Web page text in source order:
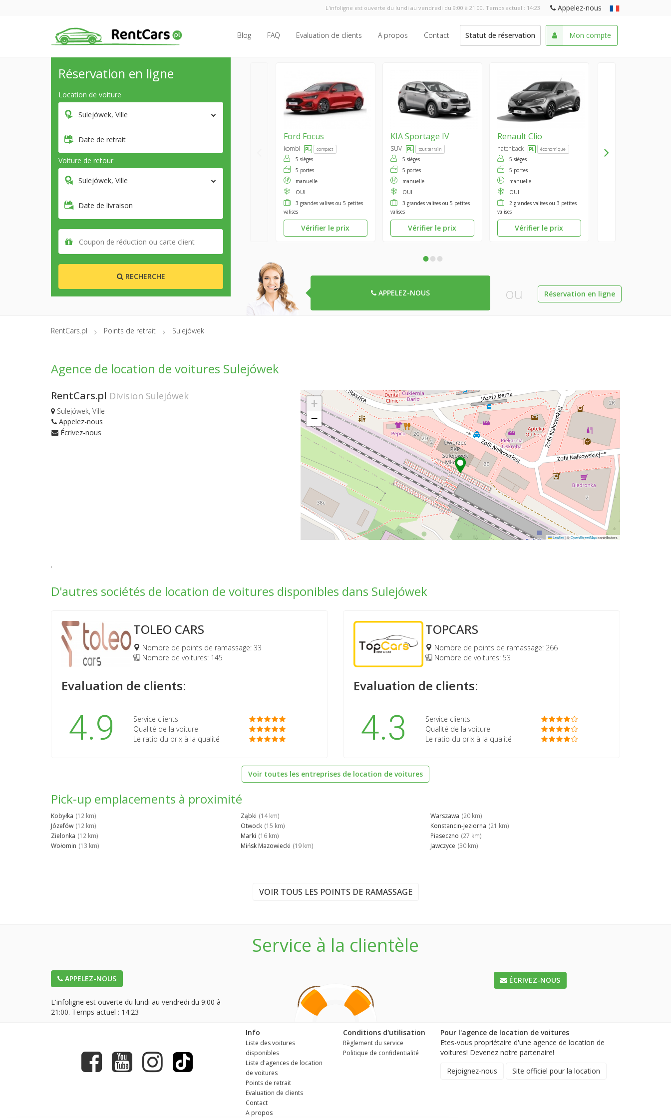
L'infoligne est ouverte du lundi au vendredi du 9:00 à 21:00. Temps actuel : 14:23 Appelez-nous
Blog FAQ Evaluation de clients A propos Contact Statut de réservation Mon compte
Réservation en ligne
Location de voiture
Sulejówek, Ville
Date de retrait
Voiture de retour
Sulejówek, Ville
Date de livraison
RECHERCHE
Ford Focus
kombi compact
5 sièges
5 portes
manuelle
OUI
3 grandes valises ou 5 petites
valises
Vérifier le prix
KIASportage IV
SUV tout terrain
5 sièges
5 portes
manuelle
OUI
3 grandes valises ou 5 petites
valises
Vérifier le prix
RenaultClio
hatchback économique
5 sièges
5 portes
manuelle
OUI
2 grandes valises ou 3 petites
valises
Vérifier le prix
•••
APPELEZ-NOUS ou Réservation en ligne
RentCars.pl Points de retrait Sulejówek
Agence de location de voitures Sulejówek
RentCars.pl Division Sulejówek
Sulejówek, Ville
Appelez-nous
Écrivez-nous
+
−
Leaflet|©OpenStreetMapcontributors
.
D'autres sociétés de location de voitures disponibles dans Sulejówek
TOLEO CARS
Nombre de points de ramassage: 33
Nombre de voitures: 145
Evaluation de clients:
4.9
Service clients
Qualité de la voiture
Le ratio du prix à la qualité
TOPCARS
Nombre de points de ramassage: 266
Nombre de voitures: 53
Evaluation de clients:
4.3
Service clients
Qualité de la voiture
Le ratio du prix à la qualité
Voir toutes les entreprises de location de voitures
Pick-up emplacements à proximité
Kobyłka (12 km)
Józefów (12 km)
Zielonka (12 km)
Wołomin (13 km)
Ząbki (14 km)
Otwock (15 km)
Marki (16 km)
Mińsk Mazowiecki (19 km)
Warszawa (20 km)
Konstancin-Jeziorna (21 km)
Piaseczno (27 km)
Jawczyce (30 km)
VOIR TOUS LES POINTS DE RAMASSAGE
Service à la clientèle
APPELEZ-NOUS
L'infoligne est ouverte du lundi au vendredi du 9:00 à
21:00. Temps actuel : 14:23
ÉCRIVEZ-NOUS
Info
Liste des voitures
disponibles
Liste d'agences de location
de voitures
Points de retrait
Evaluation de clients
Contact
A propos
Conditions d'utilisation
Règlement du service
Politique de confidentialité
Pour l'agence de location de voitures
Etes-vous propriétaire d'une agence de location de
voitures! Devenez notre partenaire!
Rejoignez-nous
Site officiel pour la location